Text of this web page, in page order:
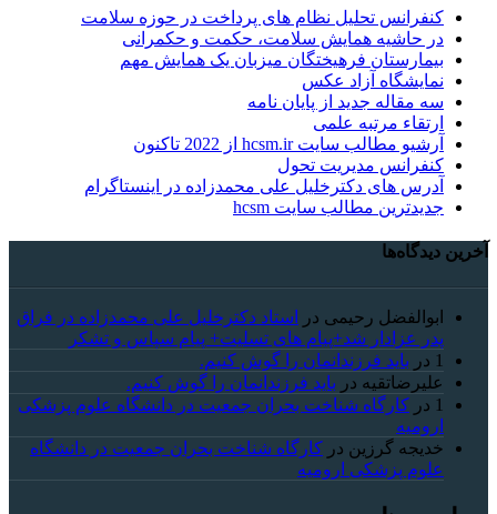
کنفرانس تحلیل نظام های پرداخت در حوزه سلامت
در حاشیه همایش سلامت، حکمت و حکمرانی
بیمارستان فرهیختگان میزبان یک همایش مهم
نمایشگاه آزاد عکس
سه مقاله جدید از پایان نامه
ارتقاء مرتبه علمی
آرشیو مطالب سایت hcsm.ir از 2022 تاکنون
کنفرانس مدیریت تحول
آدرس های دکترخلیل علی محمدزاده در اینستاگرام
جدیدترین مطالب سایت hcsm
آخرین دیدگاه‌ها
ابوالفضل رحیمی در
استاد دکترخلیل علی محمدزاده در فراق
پدر عزادار شد+پیام های تسلیت+ پیام سپاس و تشکر
1 در باید فرزندانمان را گوش کنیم.
علیرضاتقیه در باید فرزندانمان را گوش کنیم.
1 در کارگاه شناخت بحران جمعیت در دانشگاه علوم پزشکی
ارومیه
خديجه گرزین در کارگاه شناخت بحران جمعیت در دانشگاه
علوم پزشکی ارومیه